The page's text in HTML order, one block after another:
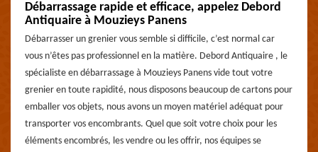
Débarrassage rapide et efficace, appelez Debord
Antiquaire à Mouzieys Panens
Débarrasser un grenier vous semble si difficile, c’est normal car
vous n’êtes pas professionnel en la matière. Debord Antiquaire , le
spécialiste en débarrassage à Mouzieys Panens vide tout votre
grenier en toute rapidité, nous disposons beaucoup de cartons pour
emballer vos objets, nous avons un moyen matériel adéquat pour
transporter vos encombrants. Quel que soit votre choix pour les
éléments encombrés, les vendre ou les offrir, nos équipes se